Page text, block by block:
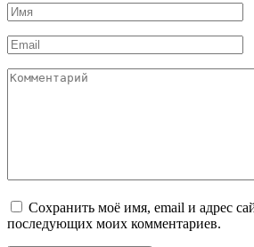
Имя
*
Email
*
Комментарий
Сохранить моё имя, email и адрес
последующих моих комментариев.